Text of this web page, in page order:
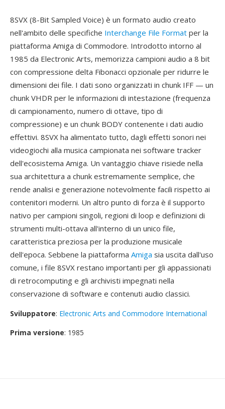
8SVX (8-Bit Sampled Voice) è un formato audio creato
nell'ambito delle specifiche Interchange File Format per la
piattaforma Amiga di Commodore. Introdotto intorno al
1985 da Electronic Arts, memorizza campioni audio a 8 bit
con compressione delta Fibonacci opzionale per ridurre le
dimensioni dei file. I dati sono organizzati in chunk IFF — un
chunk VHDR per le informazioni di intestazione (frequenza
di campionamento, numero di ottave, tipo di
compressione) e un chunk BODY contenente i dati audio
effettivi. 8SVX ha alimentato tutto, dagli effetti sonori nei
videogiochi alla musica campionata nei software tracker
dell'ecosistema Amiga. Un vantaggio chiave risiede nella
sua architettura a chunk estremamente semplice, che
rende analisi e generazione notevolmente facili rispetto ai
contenitori moderni. Un altro punto di forza è il supporto
nativo per campioni singoli, regioni di loop e definizioni di
strumenti multi-ottava all'interno di un unico file,
caratteristica preziosa per la produzione musicale
dell'epoca. Sebbene la piattaforma Amiga sia uscita dall'uso
comune, i file 8SVX restano importanti per gli appassionati
di retrocomputing e gli archivisti impegnati nella
conservazione di software e contenuti audio classici.
Sviluppatore: Electronic Arts and Commodore International
Prima versione: 1985